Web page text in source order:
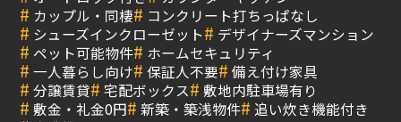
# カップル・同棲# コンクリート打ちっぱなし
# シューズインクローゼット# デザイナーズマンション
# ペット可能物件# ホームセキュリティ
# 一人暮らし向け# 保証人不要# 備え付け家具
# 分譲賃貸# 宅配ボックス# 敷地内駐車場有り
# 敷金・礼金0円# 新築・築浅物件# 追い炊き機能付き